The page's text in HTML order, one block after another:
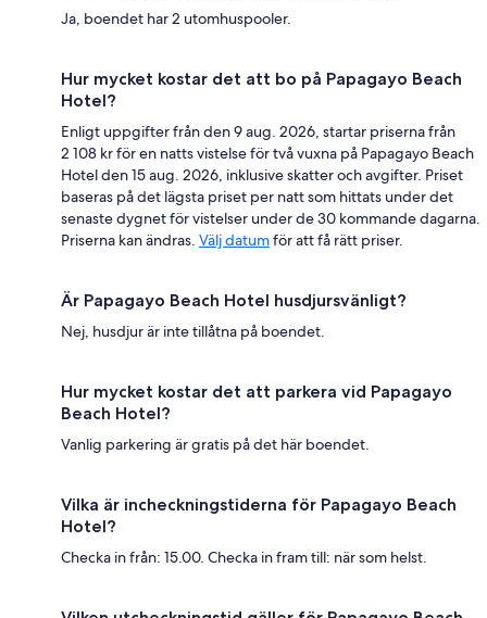
Ja, boendet har 2 utomhuspooler.
Hur mycket kostar det att bo på Papagayo Beach
Hotel?
Enligt uppgifter från den 9 aug. 2026, startar priserna från
2 108 kr för en natts vistelse för två vuxna på Papagayo Beach
Hotel den 15 aug. 2026, inklusive skatter och avgifter. Priset
baseras på det lägsta priset per natt som hittats under det
senaste dygnet för vistelser under de 30 kommande dagarna.
Priserna kan ändras. Välj datumför att få rätt priser.
Är Papagayo Beach Hotel husdjursvänligt?
Nej, husdjur är inte tillåtna på boendet.
Hur mycket kostar det att parkera vid Papagayo
Beach Hotel?
Vanlig parkering är gratis på det här boendet.
Vilka är incheckningstiderna för Papagayo Beach
Hotel?
Checka in från: 15.00. Checka in fram till: när som helst.